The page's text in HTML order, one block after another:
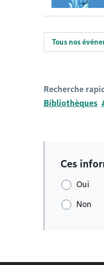
Tous nos
Recherche
Bibliothèques
Ces
Oui
Non